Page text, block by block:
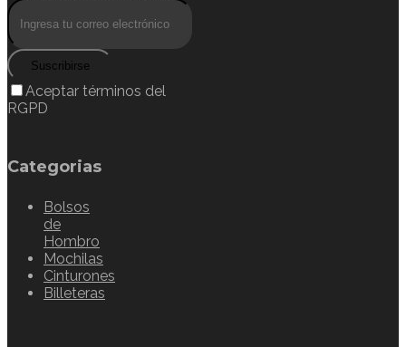
Suscribirse
Aceptar términos del
RGPD
Categorias
Bolsos
de
Hombro
Mochilas
Cinturones
Billeteras